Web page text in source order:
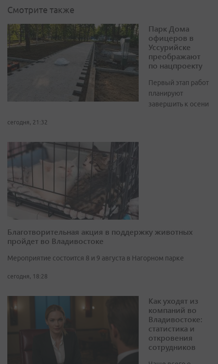
Смотрите также
Парк Дома
офицеров в
Уссурийске
преображают
по нацпроекту
Первый этап работ
планируют
завершить к осени
сегодня, 21:32
Благотворительная акция в поддержку животных
пройдет во Владивостоке
Мероприятие состоится 8 и 9 августа в Нагорном парке
сегодня, 18:28
Как уходят из
компаний во
Владивостоке:
статистика и
откровения
сотрудников